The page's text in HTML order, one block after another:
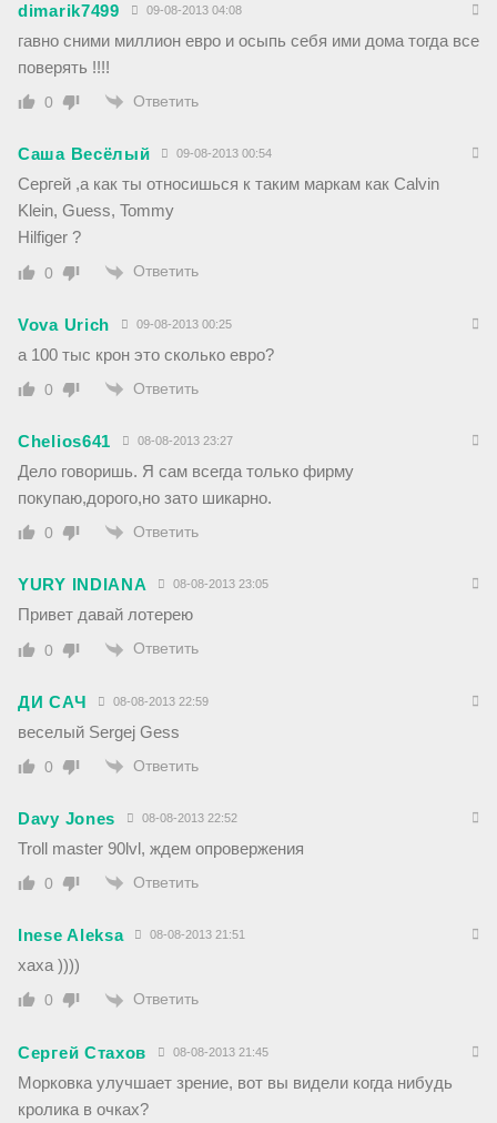
dimarik7499 09-08-2013 04:08
гавно сними миллион евро и осыпь себя ими дома тогда все
поверять !!!!
0 Ответить
Саша Весёлый 09-08-2013 00:54
Сергей ,а как ты относишься к таким маркам как Calvin
Klein, Guess, Tommy
Hilfiger ?
0 Ответить
Vova Urich 09-08-2013 00:25
а 100 тыс крон это сколько евро?
0 Ответить
Chelios641 08-08-2013 23:27
Дело говоришь. Я сам всегда только фирму
покупаю,дорого,но зато шикарно.
0 Ответить
YURY INDIANA 08-08-2013 23:05
Привет давай лотерею
0 Ответить
ДИ САЧ 08-08-2013 22:59
веселый Sergej Gess
0 Ответить
Davy Jones 08-08-2013 22:52
Troll master 90lvl, ждем опровержения
0 Ответить
Inese Aleksa 08-08-2013 21:51
хаха ))))
0 Ответить
Сергей Стахов 08-08-2013 21:45
Морковка улучшает зрение, вот вы видели когда нибудь
кролика в очках?